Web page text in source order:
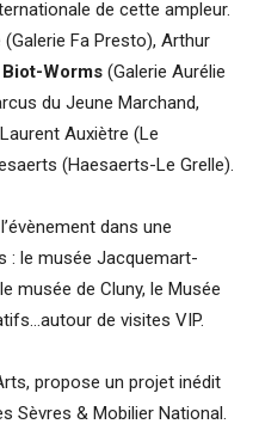
de cette ampleur.
Fa Presto), Arthur
Worms (Galerie Aurélie
du Jeune Marchand,
Auxiètre (Le
(Haesaerts-Le Grelle).
dans une
: le musée Jacquemart-
musée de Cluny, le Musée
de visites VIP.
propose un projet inédit
Sèvres & Mobilier National.